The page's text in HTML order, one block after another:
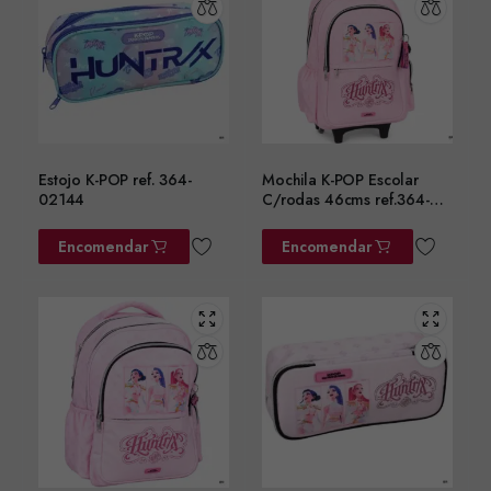
Estojo K-POP ref. 364-
02144
Encomendar
Mochila K-POP Escolar
C/rodas 46cms ref.364-
Encomendar